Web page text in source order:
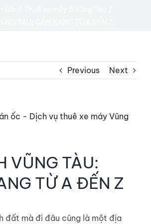
Previous Next
VŨNG TÀU:
TỪ A ĐẾN Z
đất mà đi đâu cũng là một địa